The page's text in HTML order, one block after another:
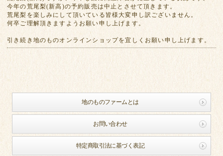
今年の荒尾梨(新高)の予約販売は中止とさせて頂きます。
荒尾梨を楽しみにして頂いている皆様大変申し訳ございません。
何卒ご理解頂きますようお願い申し上げます。
引き続き地のものオンラインショップを宜しくお願い申し上げます。
地のものファームとは
お問い合わせ
特定商取引法に基づく表記